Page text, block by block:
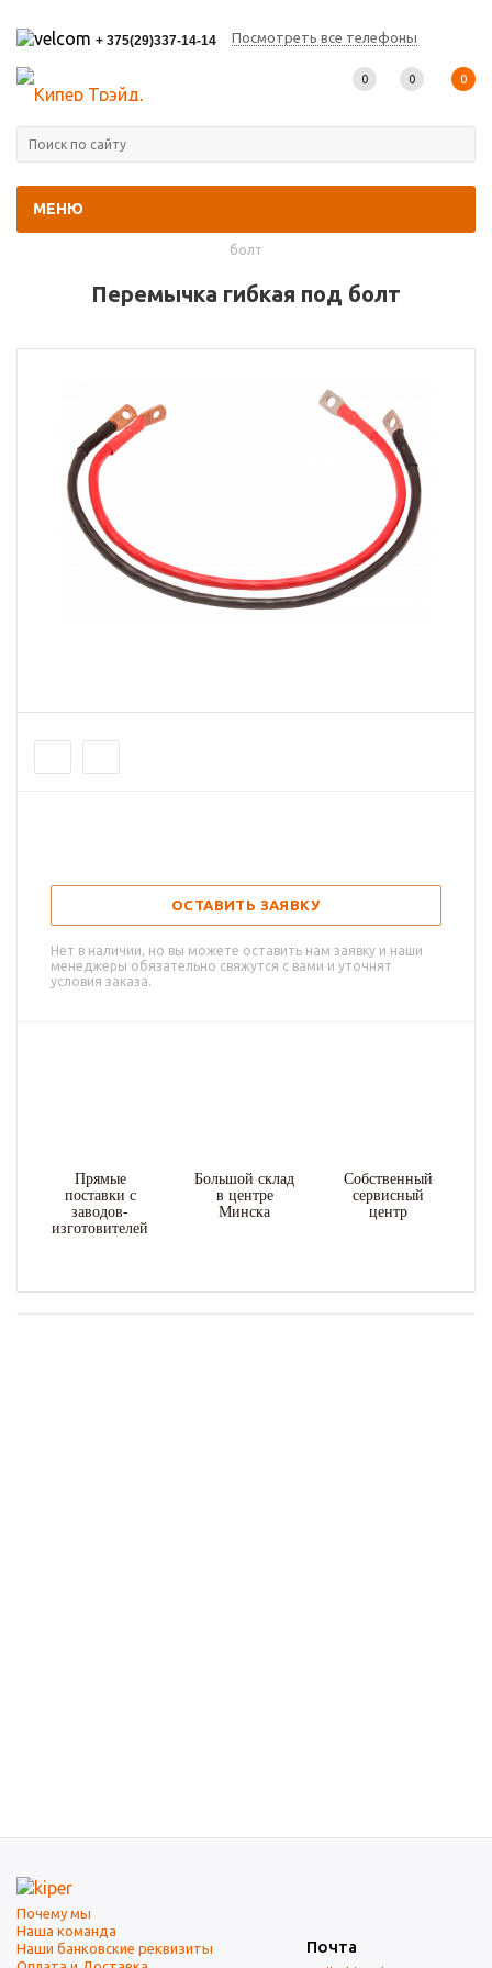
+ 375(29)337-14-14 Посмотреть все телефоны
МЕНЮ
0 0 0
болт
Перемычка гибкая под болт
ОСТАВИТЬ ЗАЯВКУ
Нет в наличии, но вы можете оставить нам заявку и наши
менеджеры обязательно свяжутся с вами и уточнят
условия заказа.
Прямые
поставки с
заводов-
изготовителей
Большой склад
в центре
Минска
Собственный
сервисный
центр
Почему мы
Наша команда
Наши банковские реквизиты
Почта